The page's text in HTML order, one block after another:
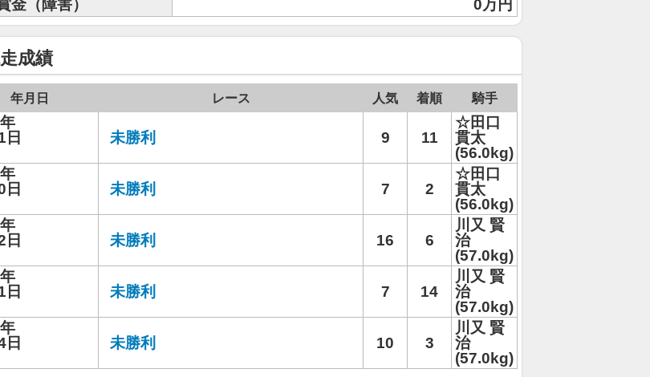
金（障害）
0万円
成績
年月日 レース 人気 着順 騎手
日
未勝利 9 11
☆田口
貫太
(56.0kg)
日
未勝利 7 2
☆田口
貫太
(56.0kg)
日
未勝利 16 6
川又 賢
治
(57.0kg)
日
未勝利 7 14
川又 賢
治
(57.0kg)
日
未勝利 10 3
川又 賢
治
(57.0kg)